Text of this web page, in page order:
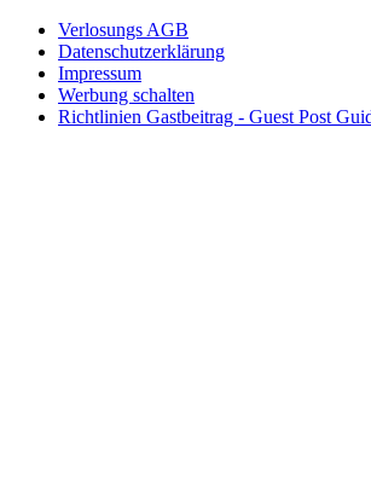
Verlosungs AGB
Datenschutzerklärung
Impressum
Werbung schalten
Richtlinien Gastbeitrag - Guest Post